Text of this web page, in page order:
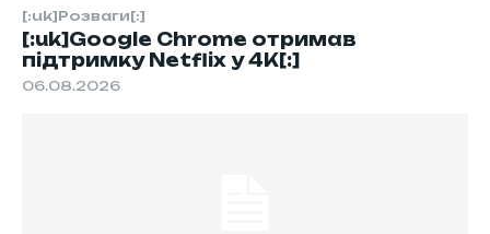
[:uk]Розваги[:]
[:uk]Google Chrome отримав
підтримку Netflix у 4K[:]
06.08.2026